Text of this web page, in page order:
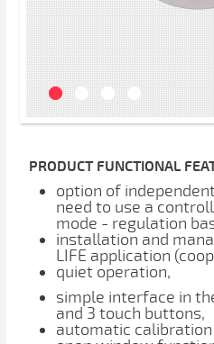
PRODUCT FUNCTIONAL
option of
need to use a
mode - regulation
installation and
LIFE application
quiet operation,
simple interface in
and 3 touch buttons,
automatic